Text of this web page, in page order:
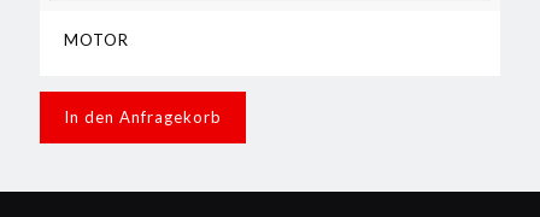
MOTOR
In den Anfragekorb